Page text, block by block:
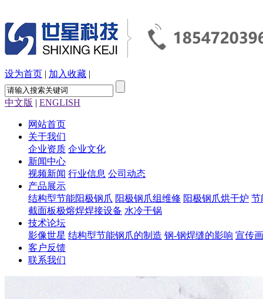
设为首页 | 加入收藏 |
中文版 | ENGLISH
网站首页
关于我们
企业资质 企业文化
新闻中心
视频新闻 行业信息 公司动态
产品展示
结构型节能阳极钢爪 阳极钢爪组维修 阳极钢爪烘干炉 节
截面板极熔焊焊接设备 水冷干锅
技术论坛
影像世星 结构型节能钢爪的制造 钢-钢焊缝的影响 宣传
客户反馈
联系我们